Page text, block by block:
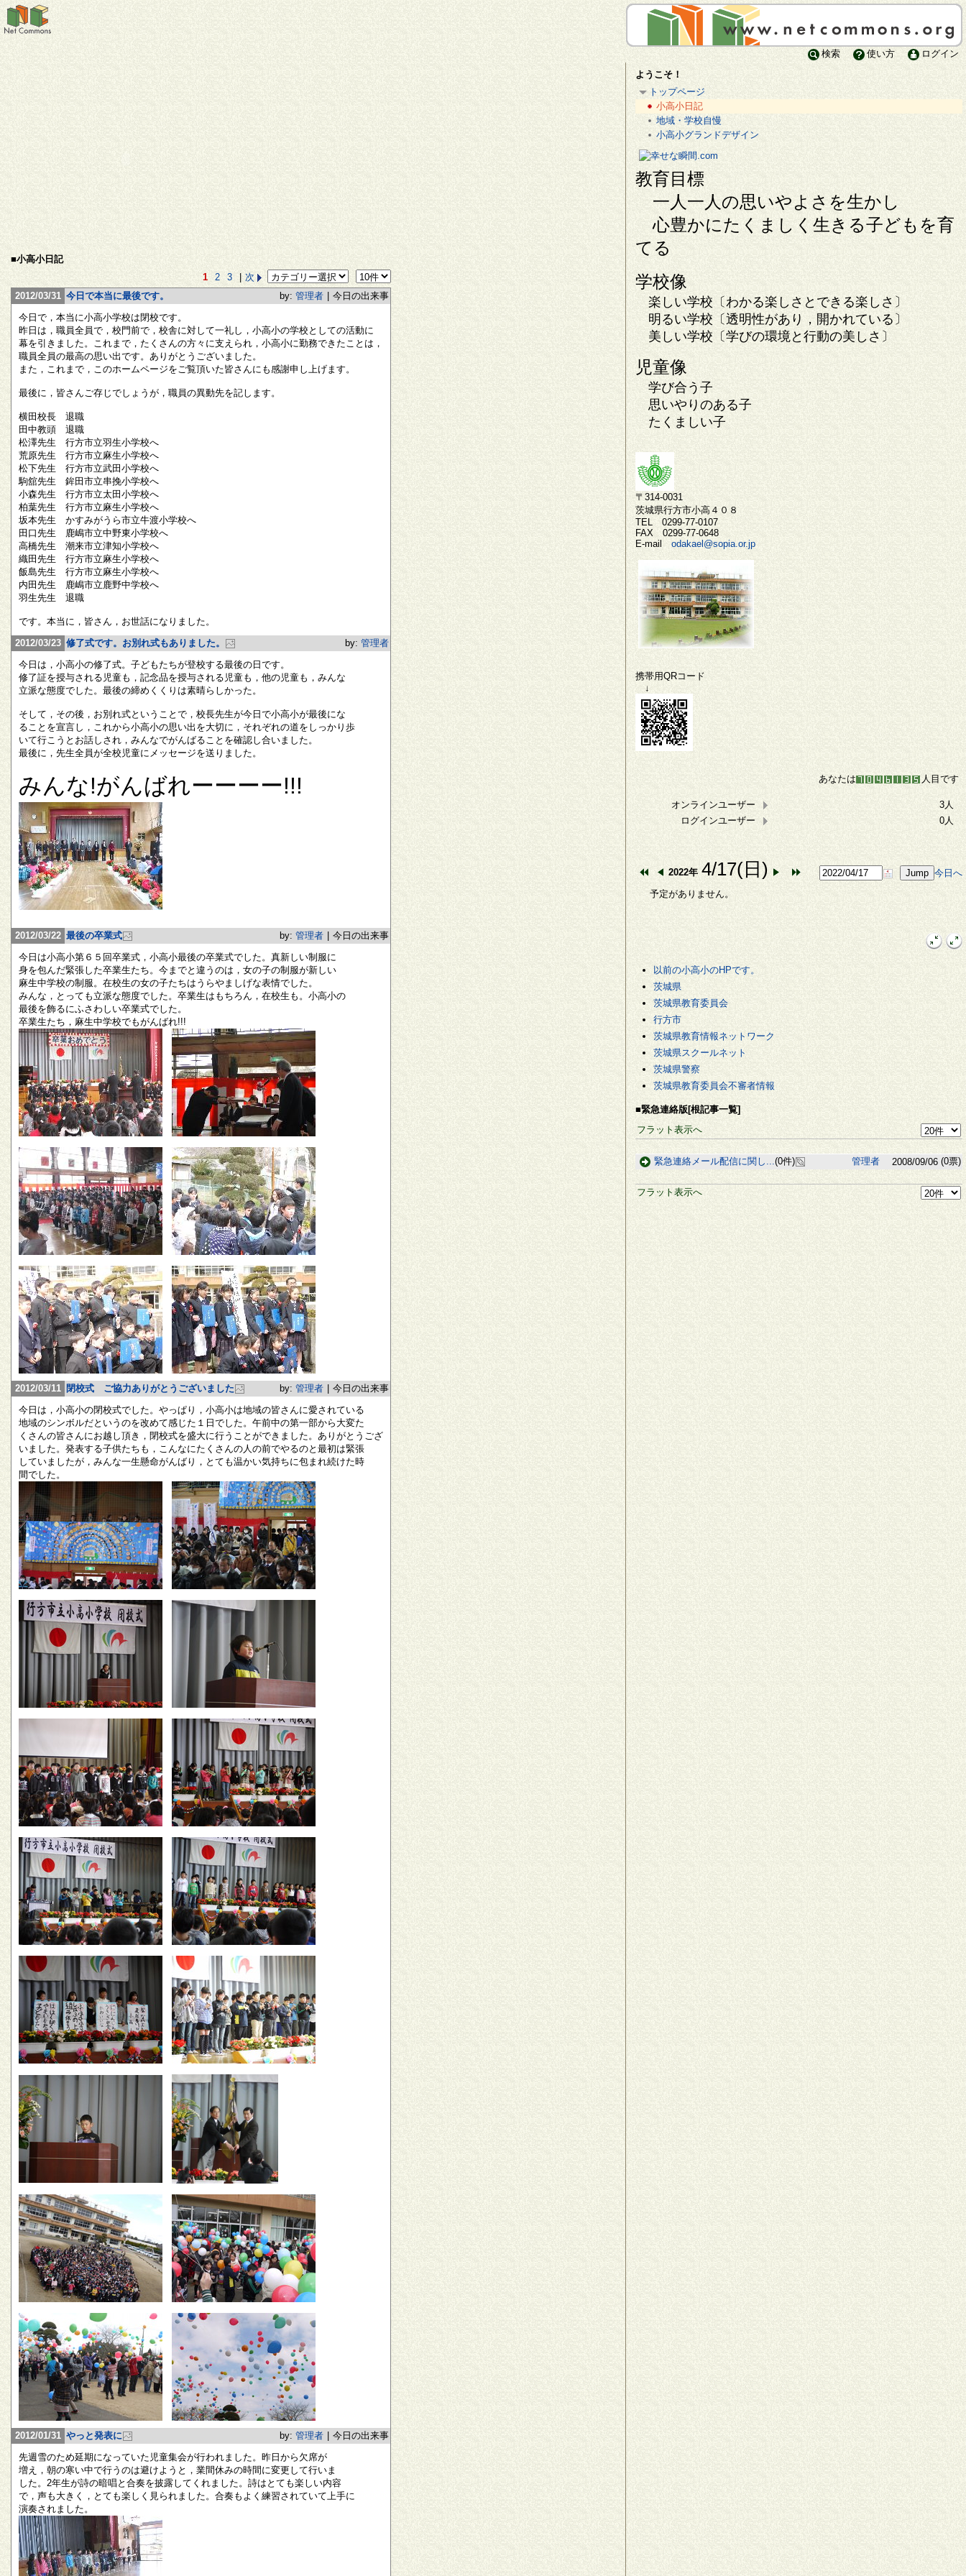
検索 使い方 ログイン
■小高小日記
1
2 3
次
2012/03/31 今日で本当に最後です。 by: 管理者
今日の出来事
今日で，本当に小高小学校は閉校です。
昨日は，職員全員で，校門前で，校舎に対して一礼し，小高小の学校としての活動に
幕を引きました。これまで，たくさんの方々に支えられ，小高小に勤務できたことは，
職員全員の最高の思い出です。ありがとうございました。
また，これまで，このホームページをご覧頂いた皆さんにも感謝申し上げます。
最後に，皆さんご存じでしょうが，職員の異動先を記します。
横田校長 退職
田中教頭 退職
松澤先生 行方市立羽生小学校へ
荒原先生 行方市立麻生小学校へ
松下先生 行方市立武田小学校へ
駒舘先生 鉾田市立串挽小学校へ
小森先生 行方市立太田小学校へ
柏葉先生 行方市立麻生小学校へ
坂本先生 かすみがうら市立牛渡小学校へ
田口先生 鹿嶋市立中野東小学校へ
高橋先生 潮来市立津知小学校へ
織田先生 行方市立麻生小学校へ
飯島先生 行方市立麻生小学校へ
内田先生 鹿嶋市立鹿野中学校へ
羽生先生 退職
です。本当に，皆さん，お世話になりました。
2012/03/23 修了式です。お別れ式もありました。 by: 管理者
今日は，小高小の修了式。子どもたちが登校する最後の日です。
修了証を授与される児童も，記念品を授与される児童も，他の児童も，みんな
立派な態度でした。最後の締めくくりは素晴らしかった。
そして，その後，お別れ式ということで，校長先生が今日で小高小が最後にな
ることを宣言し，これから小高小の思い出を大切に，それぞれの道をしっかり歩
いて行こうとお話しされ，みんなでがんばることを確認し合いました。
最後に，先生全員が全校児童にメッセージを送りました。
みんな!がんばれーーーー!!!
2012/03/22 最後の卒業式 by: 管理者
今日の出来事
今日は小高小第６５回卒業式，小高小最後の卒業式でした。真新しい制服に
身を包んだ緊張した卒業生たち。今までと違うのは，女の子の制服が新しい
麻生中学校の制服。在校生の女の子たちはうらやましげな表情でした。
みんな，とっても立派な態度でした。卒業生はもちろん，在校生も。小高小の
最後を飾るにふさわしい卒業式でした。
卒業生たち，麻生中学校でもがんばれ!!!
2012/03/11 閉校式 ご協力ありがとうございました by: 管理者
今日の出来事
今日は，小高小の閉校式でした。やっぱり，小高小は地域の皆さんに愛されている
地域のシンボルだというのを改めて感じた１日でした。午前中の第一部から大変た
くさんの皆さんにお越し頂き，閉校式を盛大に行うことができました。ありがとうござ
いました。発表する子供たちも，こんなにたくさんの人の前でやるのと最初は緊張
していましたが，みんな一生懸命がんばり，とても温かい気持ちに包まれ続けた時
間でした。
2012/01/31 やっと発表に by: 管理者
今日の出来事
先週雪のため延期になっていた児童集会が行われました。昨日から欠席が
増え，朝の寒い中で行うのは避けようと，業間休みの時間に変更して行いま
した。2年生が詩の暗唱と合奏を披露してくれました。詩はとても楽しい内容
で，声も大きく，とても楽しく見られました。合奏もよく練習されていて上手に
演奏されました。
ようこそ！
トップページ
小高小日記
地域・学校自慢
小高小グランドデザイン
教育目標
一人一人の思いやよさを生かし
心豊かにたくましく生きる子どもを育
てる
学校像
楽しい学校〔わかる楽しさとできる楽しさ〕
明るい学校〔透明性があり，開かれている〕
美しい学校〔学びの環境と行動の美しさ〕
児童像
学び合う子
思いやりのある子
たくましい子
〒314-0031
茨城県行方市小高４０８
TEL 0299-77-0107
FAX 0299-77-0648
E-mail odakael@sopia.or.jp
携帯用QRコード
↓
あなたは 人目です
オンラインユーザー
3人
ログインユーザー
0人
2022年 4/17(日)
今日へ
予定がありません。
以前の小高小のHPです。
茨城県
茨城県教育委員会
行方市
茨城県教育情報ネットワーク
茨城県スクールネット
茨城県警察
茨城県教育委員会不審者情報
■緊急連絡版[根記事一覧]
フラット表示へ
緊急連絡メール配信に関し...(0件) 管理者 2008/09/06 (0票)
フラット表示へ